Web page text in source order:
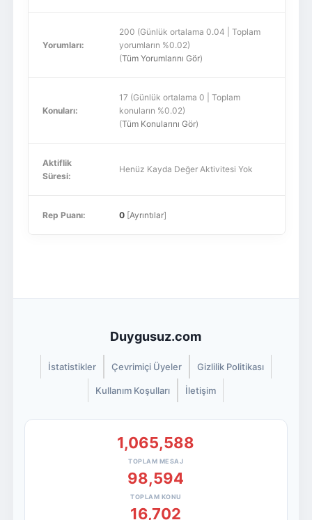
Yorumları:
200 (Günlük ortalama 0.04 | Toplam
yorumların %0.02)
(Tüm Yorumlarını Gör)
Konuları:
17 (Günlük ortalama 0 | Toplam
konuların %0.02)
(Tüm Konularını Gör)
Aktiflik
Süresi:
Henüz Kayda Değer Aktivitesi Yok
Rep Puanı: 0[Ayrıntılar]
Duygusuz.com
İstatistikler Çevrimiçi Üyeler Gizlilik Politikası
Kullanım Koşulları İletişim
1,065,588
TOPLAM MESAJ
98,594
TOPLAM KONU
16,702